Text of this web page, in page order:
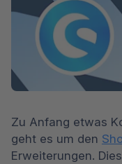
Zu Anfang etwas
geht es um den
Erweiterungen.